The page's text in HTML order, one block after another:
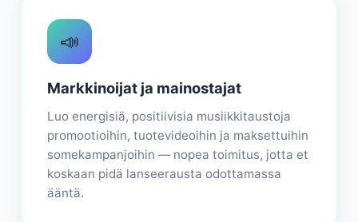
📣
Markkinoijat ja mainostajat
Luo energisiä, positiivisia musiikkitaustoja
promootioihin, tuotevideoihin ja maksettuihin
somekampanjoihin — nopea toimitus, jotta et
koskaan pidä lanseerausta odottamassa
ääntä.